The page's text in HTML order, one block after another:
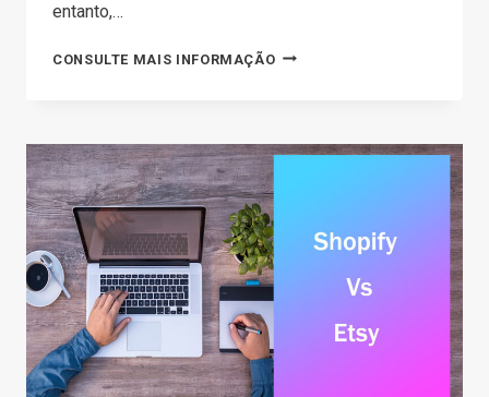
entanto,…
CONSULTE MAIS INFORMAÇÃO5
DE
PRODUTOS